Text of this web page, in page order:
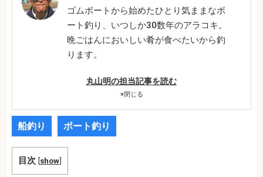
ゴムボートから始めたひとり気ままなボ
ート釣り、いつしか30数年のアラコキ。
晩ごはんにおいしい肴が食べたいから釣
ります。
丸山明の担当記事を読む
×閉じる
船釣り ボート釣り
目次 [show]